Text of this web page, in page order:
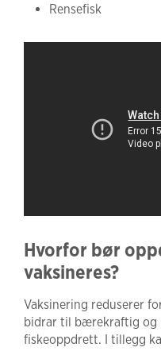
Rensefisk
Hvorfor bør
vaksineres?
Vaksinering reduserer
bidrar til bærekraftig og
fiskeoppdrett. I tillegg